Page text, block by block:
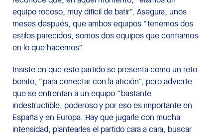
equipo rocoso, muy difícil de batir”. Asegura, unos
meses después, que ambos equipos “tenemos dos
estilos parecidos, somos dos equipos que confiamos
en lo que hacemos”.
Insiste en que este partido se presenta como un reto
bonito, “para conectar con la afición”, pero advierte
que se enfrentan a un equipo “bastante
indestructible, poderoso y por eso es importante en
España y en Europa. Hay que jugarle con mucha
intensidad, plantearles el partido cara a cara, buscar